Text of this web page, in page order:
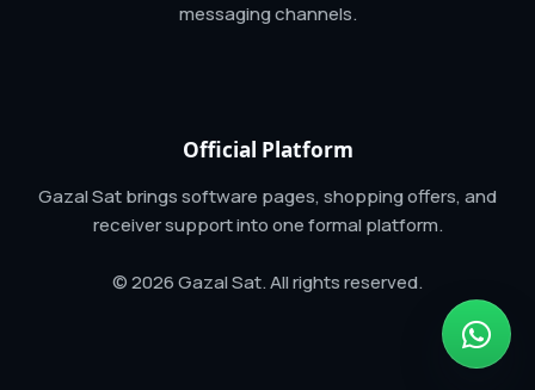
messaging channels.
Official Platform
Gazal Sat brings software pages, shopping offers, and
receiver support into one formal platform.
© 2026 Gazal Sat. All rights reserved.